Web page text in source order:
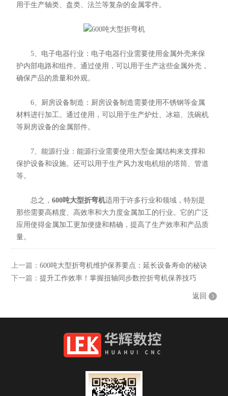
用于生产轴类、盘类、法兰等复杂的金属零件。
5、电子电器行业：电子电器行业需要使用金属外壳来保
护内部电路和组件。通过使用，可以用于生产这些金属外壳，
确保产品的质量和外观。
6、厨房设备制造：厨房设备制造需要使用不锈钢等金属
材料进行加工。通过使用，可以用于生产炉灶、冰箱、洗碗机
等厨房设备的金属部件。
7、能源行业：能源行业需要使用大型金属结构来支撑和
保护设备和设施。还可以用于生产风力发电机组的塔筒、管道
等。
总之，600吨大型折弯机适用于许多行业和领域，特别是
那些需要高精度、高效率和大力度金属加工的行业。它的广泛
应用使得金属加工更加便捷和精确，提高了生产效率和产品质
量。
上一篇：600吨大型折弯机维护保养要点：延长设备寿命的秘诀
下一篇：提升工作效率！掌握扭轴同步数控折弯机保养技巧
返回